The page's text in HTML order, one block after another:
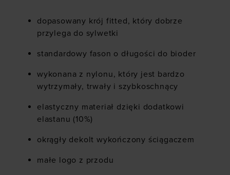
dopasowany krój fitted, który dobrze
przylega do sylwetki
standardowy fason o długości do bioder
wykonana z nylonu, który jest bardzo
wytrzymały, trwały i szybkoschnący
elastyczny materiał dzięki dodatkowi
elastanu (10%)
okrągły dekolt wykończony ściągaczem
małe logo z przodu